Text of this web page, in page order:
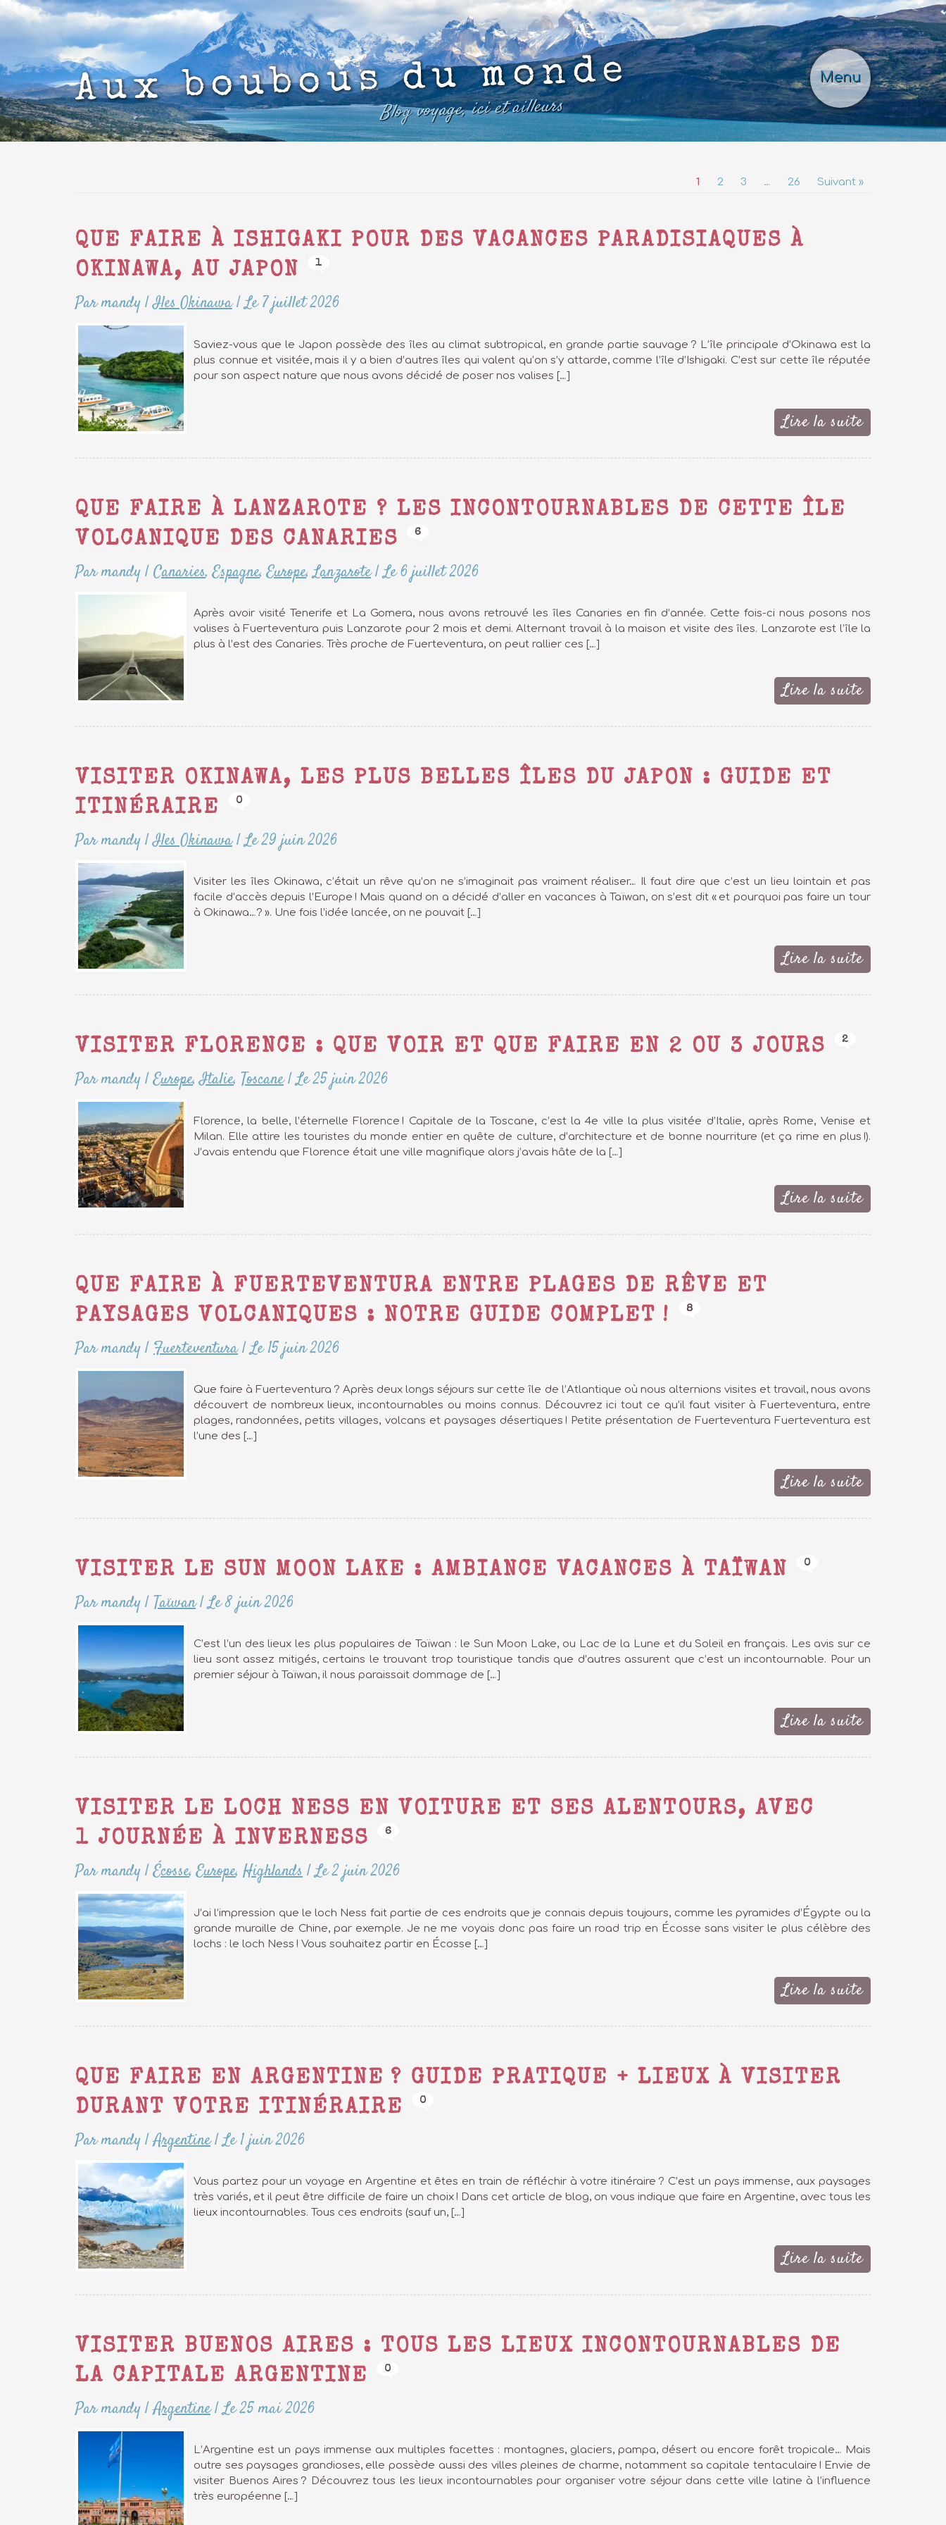
Menu
Aux boubous du monde
Blog voyage, ici et ailleurs
1 2 3 … 26 Suivant »
QUE FAIRE À ISHIGAKI POUR DES VACANCES PARADISIAQUES À
OKINAWA, AU JAPON
1
Par mandy|Iles Okinawa|Le 7 juillet 2026
Saviez-vous que le Japon possède des îles au climat subtropical, en grande partie sauvage ? L’île principale d’Okinawa est la
plus connue et visitée, mais il y a bien d’autres îles qui valent qu’on s’y attarde, comme l’île d’Ishigaki. C’est sur cette île réputée
pour son aspect nature que nous avons décidé de poser nos valises […]
Lire la suite
QUE FAIRE À LANZAROTE ? LES INCONTOURNABLES DE CETTE ÎLE
VOLCANIQUE DES CANARIES
6
Par mandy|Canaries,Espagne,Europe,Lanzarote|Le 6 juillet 2026
Après avoir visité Tenerife et La Gomera, nous avons retrouvé les îles Canaries en fin d’année. Cette fois-ci nous posons nos
valises à Fuerteventura puis Lanzarote pour 2 mois et demi. Alternant travail à la maison et visite des îles. Lanzarote est l’île la
plus à l’est des Canaries. Très proche de Fuerteventura, on peut rallier ces […]
Lire la suite
VISITER OKINAWA, LES PLUS BELLES ÎLES DU JAPON : GUIDE ET
ITINÉRAIRE
0
Par mandy|Iles Okinawa|Le 29 juin 2026
Visiter les îles Okinawa, c’était un rêve qu’on ne s’imaginait pas vraiment réaliser… Il faut dire que c’est un lieu lointain et pas
facile d’accès depuis l’Europe ! Mais quand on a décidé d’aller en vacances à Taïwan, on s’est dit « et pourquoi pas faire un tour
à Okinawa…? ». Une fois l’idée lancée, on ne pouvait […]
Lire la suite
VISITER FLORENCE : QUE VOIR ET QUE FAIRE EN 2 OU 3 JOURS 2
Par mandy|Europe,Italie, Toscane|Le 25 juin 2026
Florence, la belle, l’éternelle Florence ! Capitale de la Toscane, c’est la 4e ville la plus visitée d’Italie, après Rome, Venise et
Milan. Elle attire les touristes du monde entier en quête de culture, d’architecture et de bonne nourriture (et ça rime en plus !).
J’avais entendu que Florence était une ville magnifique alors j’avais hâte de la […]
Lire la suite
QUE FAIRE À FUERTEVENTURA ENTRE PLAGES DE RÊVE ET
PAYSAGES VOLCANIQUES : NOTRE GUIDE COMPLET !
8
Par mandy|Fuerteventura|Le 15 juin 2026
Que faire à Fuerteventura ? Après deux longs séjours sur cette île de l’Atlantique où nous alternions visites et travail, nous avons
découvert de nombreux lieux, incontournables ou moins connus. Découvrez ici tout ce qu’il faut visiter à Fuerteventura, entre
plages, randonnées, petits villages, volcans et paysages désertiques ! Petite présentation de Fuerteventura Fuerteventura est
l’une des […]
Lire la suite
VISITER LE SUN MOON LAKE : AMBIANCE VACANCES À TAÏWAN 0
Par mandy|Taïwan|Le 8 juin 2026
C’est l’un des lieux les plus populaires de Taïwan : le Sun Moon Lake, ou Lac de la Lune et du Soleil en français. Les avis sur ce
lieu sont assez mitigés, certains le trouvant trop touristique tandis que d’autres assurent que c’est un incontournable. Pour un
premier séjour à Taïwan, il nous paraissait dommage de […]
Lire la suite
VISITER LE LOCH NESS EN VOITURE ET SES ALENTOURS, AVEC
1 JOURNÉE À INVERNESS
6
Par mandy|Écosse,Europe, Highlands|Le 2 juin 2026
J’ai l’impression que le loch Ness fait partie de ces endroits que je connais depuis toujours, comme les pyramides d’Égypte ou la
grande muraille de Chine, par exemple. Je ne me voyais donc pas faire un road trip en Écosse sans visiter le plus célèbre des
lochs : le loch Ness ! Vous souhaitez partir en Écosse […]
Lire la suite
QUE FAIRE EN ARGENTINE ? GUIDE PRATIQUE + LIEUX À VISITER
DURANT VOTRE ITINÉRAIRE
0
Par mandy|Argentine|Le 1 juin 2026
Vous partez pour un voyage en Argentine et êtes en train de réfléchir à votre itinéraire ? C’est un pays immense, aux paysages
très variés, et il peut être difficile de faire un choix ! Dans cet article de blog, on vous indique que faire en Argentine, avec tous les
lieux incontournables. Tous ces endroits (sauf un, […]
Lire la suite
VISITER BUENOS AIRES : TOUS LES LIEUX INCONTOURNABLES DE
LA CAPITALE ARGENTINE
0
Par mandy|Argentine|Le 25 mai 2026
L’Argentine est un pays immense aux multiples facettes : montagnes, glaciers, pampa, désert ou encore forêt tropicale… Mais
outre ses paysages grandioses, elle possède aussi des villes pleines de charme, notamment sa capitale tentaculaire ! Envie de
visiter Buenos Aires ? Découvrez tous les lieux incontournables pour organiser votre séjour dans cette ville latine à l’influence
très européenne […]